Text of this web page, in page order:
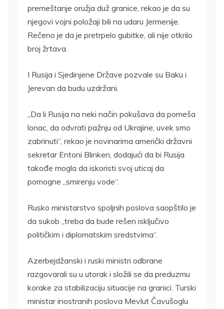
premeštanje oružja duž granice, rekao je da su
njegovi vojni položaji bili na udaru Jermenije.
Rečeno je da je pretrpelo gubitke, ali nije otkrilo
broj žrtava.
I Rusija i Sjedinjene Države pozvale su Baku i
Jerevan da budu uzdržani.
„Da li Rusija na neki način pokušava da pomeša
lonac, da odvrati pažnju od Ukrajine, uvek smo
zabrinuti“, rekao je novinarima američki državni
sekretar Entoni Blinken, dodajući da bi Rusija
takođe mogla da iskoristi svoj uticaj da
pomogne „smirenju vode“.
Rusko ministarstvo spoljnih poslova saopštilo je
da sukob „treba da bude rešen isključivo
političkim i diplomatskim sredstvima“.
Azerbejdžanski i ruski ministri odbrane
razgovarali su u utorak i složili se da preduzmu
korake za stabilizaciju situacije na granici. Turski
ministar inostranih poslova Mevlut Čavušoglu